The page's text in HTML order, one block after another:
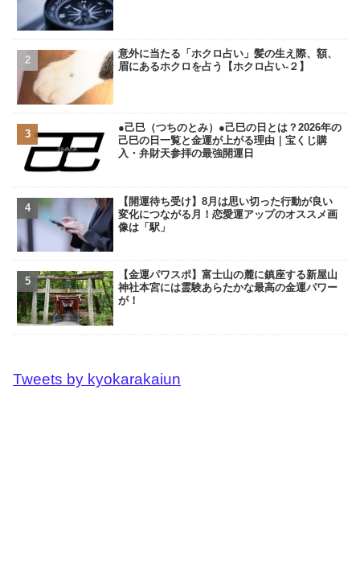
意外に当たる「ホクロ占い」髪の生え際、額、
眉にあるホクロを占う【ホクロ占い‐２】
●己巳（つちのとみ）●己巳の日とは？2026年の
己巳の日一覧と金運が上がる理由｜宝くじ購
入・弁財天参拝の最強開運日
【開運待ち受け】8月は思い切った行動が良い
変化につながる月！恋愛運アップのオススメ画
像は「駅」
【金運パワスポ】富士山の麓に鎮座する新屋山
神社本宮には霊験あらたかな最高の金運パワー
が！
Tweets by kyokarakaiun